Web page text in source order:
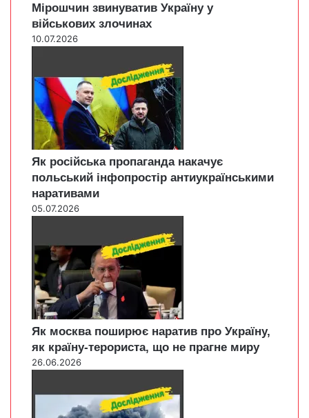
Мірошчин звинуватив Україну у
військових злочинах
10.07.2026
Як російська пропаганда накачує
польський інфопростір антиукраїнськими
наративами
05.07.2026
Як москва поширює наратив про Україну,
як країну-терориста, що не прагне миру
26.06.2026